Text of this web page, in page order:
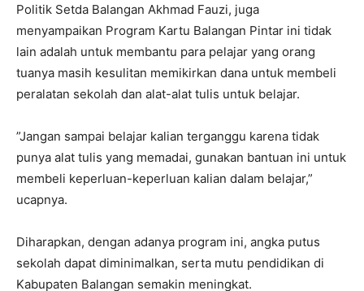
Politik Setda Balangan Akhmad Fauzi, juga
menyampaikan Program Kartu Balangan Pintar ini tidak
lain adalah untuk membantu para pelajar yang orang
tuanya masih kesulitan memikirkan dana untuk membeli
peralatan sekolah dan alat-alat tulis untuk belajar.
”Jangan sampai belajar kalian terganggu karena tidak
punya alat tulis yang memadai, gunakan bantuan ini untuk
membeli keperluan-keperluan kalian dalam belajar,”
ucapnya.
Diharapkan, dengan adanya program ini, angka putus
sekolah dapat diminimalkan, serta mutu pendidikan di
Kabupaten Balangan semakin meningkat.